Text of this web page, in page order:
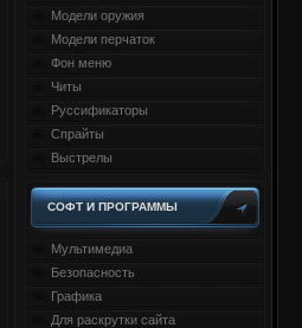
Модели оружия
Модели перчаток
Фон меню
Читы
Руссификаторы
Спрайты
Выстрелы
СОФТ И ПРОГРАММЫ
Мультимедиа
Безопасность
Графика
Для раскрутки сайта